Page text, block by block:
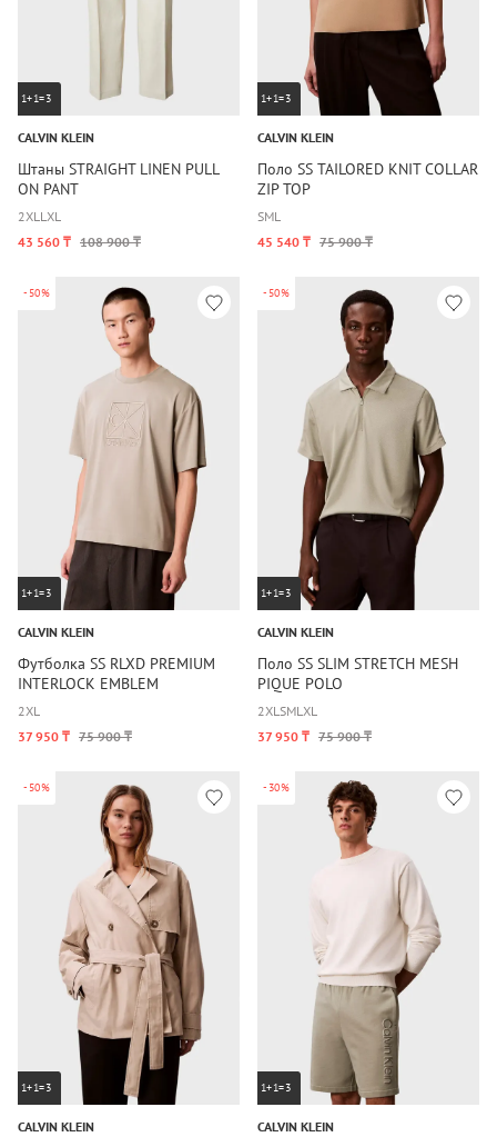
1+1=3
CALVIN KLEIN
Штаны STRAIGHT LINEN PULL
ON PANT
2XLLXL
43 560 ₸ 108 900 ₸
1+1=3
CALVIN KLEIN
Поло SS TAILORED KNIT COLLAR
ZIP TOP
SML
45 540 ₸ 75 900 ₸
-50%
1+1=3
CALVIN KLEIN
Футболка SS RLXD PREMIUM
INTERLOCK EMBLEM
2XL
37 950 ₸ 75 900 ₸
-50%
1+1=3
CALVIN KLEIN
Поло SS SLIM STRETCH MESH
PIQUE POLO
2XLSMLXL
37 950 ₸ 75 900 ₸
-50%
1+1=3
CALVIN KLEIN
-30%
1+1=3
CALVIN KLEIN